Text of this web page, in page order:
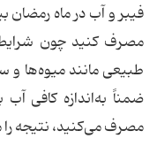
فیبر و آب در ماه
مصرف کنید چون شرایط
طبیعی مانند میوه‌ها و
ضمناً به‌اندازه کافی
مصرف می‌کنید، نتیجه